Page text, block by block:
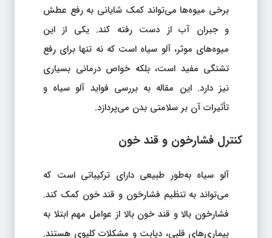
برخی میوه‌ها می‌تواند کمک شایانی به رفع عطش
و جبران آب از دست رفته کند. یکی از این
میوه‌های موثر، آلو سیاه است که نه تنها برای رفع
تشنگی مفید است، بلکه خواص درمانی بسیاری
نیز دارد. این مقاله به بررسی فواید آلو سیاه و
تأثیرات آن بر سلامتی بدن می‌پردازد.
کنترل فشارخون و قند خون
آلو سیاه به‌طور طبیعی دارای ترکیباتی است که
می‌تواند به تنظیم فشارخون و قند خون کمک کند.
فشارخون بالا و قند خون بالا از عوامل مهم ابتلا به
بیماری‌های قلبی، دیابت و مشکلات کلیوی هستند.